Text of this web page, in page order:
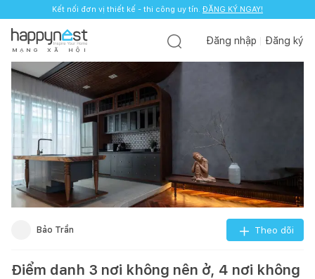
Kết nối đơn vị thiết kế - thi công uy tín. ĐĂNG KÝ NGAY!
M Ạ N G X Ã H Ộ I
Đăng nhập Đăng ký
Bảo Trần Theo dõi
Điểm danh 3 nơi không nên ở, 4 nơi không